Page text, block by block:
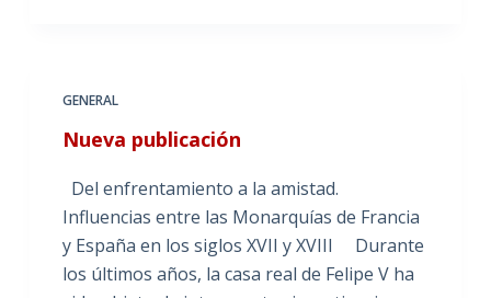
GENERAL
Nueva publicación
Del enfrentamiento a la amistad.
Influencias entre las Monarquías de Francia
y España en los siglos XVII y XVIII Durante
los últimos años, la casa real de Felipe V ha